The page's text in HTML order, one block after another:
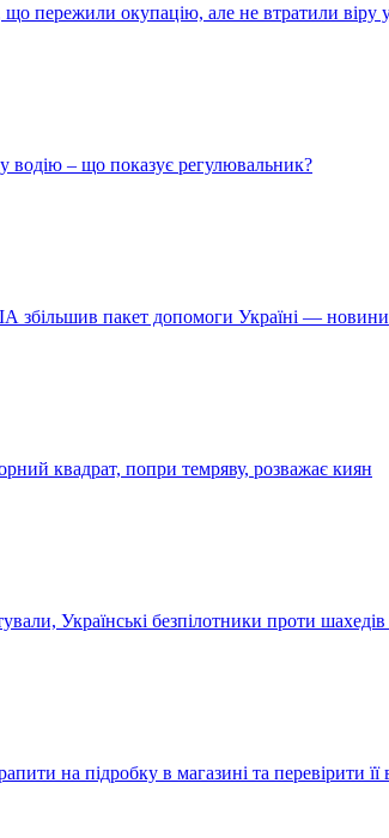
що пережили окупацію, але не втратили віру
водію – що показує регулювальник?
збільшив пакет допомоги Україні — новини
квадрат, попри темряву, розважає киян
Українські безпілотники проти
на підробку в магазині та перевірити